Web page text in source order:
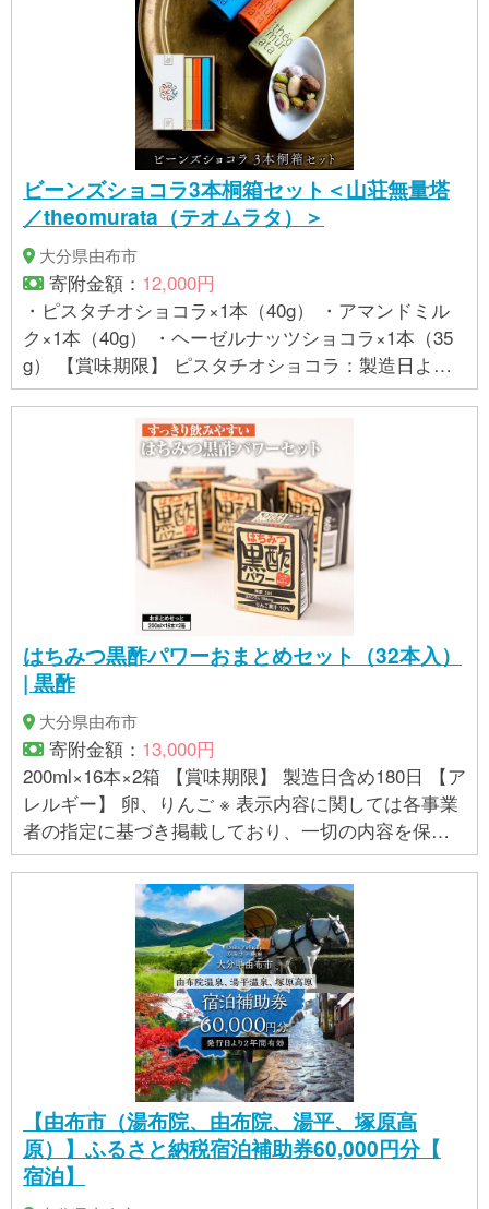
造日より365日 【保存方法】常温
ビーンズショコラ3本桐箱セット＜山荘無量塔
／theomurata（テオムラタ）＞
大分県由布市
寄附金額： 12,000円
・ピスタチオショコラ×1本（40g） ・アマンドミル
ク×1本（40g） ・ヘーゼルナッツショコラ×1本（35
g） 【賞味期限】 ピスタチオショコラ：製造日より6
0日／アマンドミルク：製造日より60日／ヘーゼルナ
ッツショコラ：製造日より60日 【アレルギー】 乳、
大豆、アーモンド ※ 表示内容に関しては各事業者の
指定に基づき掲載しており、一切の内容を保証する
ものではございません。 ※ご不明の点がございました
ら事業者まで直接お問い合わせ下さい。
はちみつ黒酢パワーおまとめセット（32本入）
| 黒酢
大分県由布市
寄附金額： 13,000円
200ml×16本×2箱 【賞味期限】 製造日含め180日 【ア
レルギー】 卵、りんご ※ 表示内容に関しては各事業
者の指定に基づき掲載しており、一切の内容を保証
するものではございません。 ※ご不明の点がございま
したら事業者まで直接お問い合わせ下さい。
【由布市（湯布院、由布院、湯平、塚原高
原）】ふるさと納税宿泊補助券60,000円分【
宿泊】